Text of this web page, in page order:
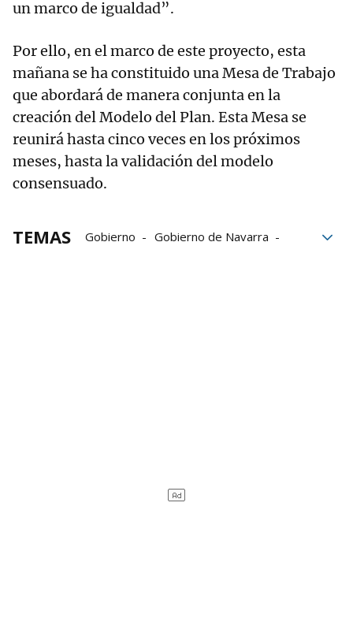
un marco de igualdad”.
Por ello, en el marco de este proyecto, esta
mañana se ha constituido una Mesa de Trabajo
que abordará de manera conjunta en la
creación del Modelo del Plan. Esta Mesa se
reunirá hasta cinco veces en los próximos
meses, hasta la validación del modelo
consensuado.
TEMAS Gobierno
Gobierno de Navarra